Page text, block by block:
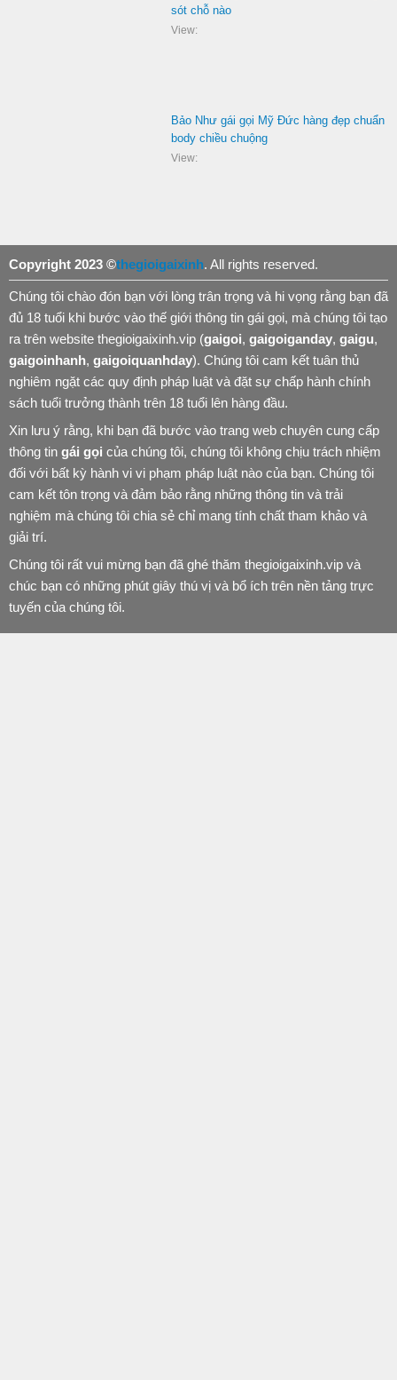
sót chỗ nào
View:
Bảo Như gái gọi Mỹ Đức hàng đẹp chuẩn
body chiều chuộng
View:
Copyright 2023 ©thegioigaixinh. All rights reserved.
Chúng tôi chào đón bạn với lòng trân trọng và hi vọng rằng bạn đã
đủ 18 tuổi khi bước vào thế giới thông tin gái gọi, mà chúng tôi tạo
ra trên website thegioigaixinh.vip (gaigoi, gaigoiganday, gaigu,
gaigoinhanh, gaigoiquanhday). Chúng tôi cam kết tuân thủ
nghiêm ngặt các quy định pháp luật và đặt sự chấp hành chính
sách tuổi trưởng thành trên 18 tuổi lên hàng đầu.
Xin lưu ý rằng, khi bạn đã bước vào trang web chuyên cung cấp
thông tin gái gọi của chúng tôi, chúng tôi không chịu trách nhiệm
đối với bất kỳ hành vi vi phạm pháp luật nào của bạn. Chúng tôi
cam kết tôn trọng và đảm bảo rằng những thông tin và trải
nghiệm mà chúng tôi chia sẻ chỉ mang tính chất tham khảo và
giải trí.
Chúng tôi rất vui mừng bạn đã ghé thăm thegioigaixinh.vip và
chúc bạn có những phút giây thú vị và bổ ích trên nền tảng trực
tuyến của chúng tôi.